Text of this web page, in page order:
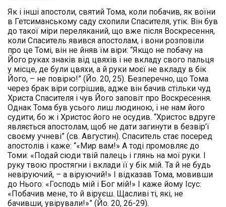
Як і інші апостоли, святий Тома, коли побачив, як воїни
в Гетсиманському саду схопили Спасителя, утік. Він був
до такої міри переляканий, що вже після Воскресення,
коли Спаситель явився апостолам, і вони розповіли
про це Томі, він не йняв їм віри: “Якщо не побачу на
Його руках знаків від цвяхів і не вкладу свого пальця
у місце, де були цвяхи, а й руки моєї не вкладу в бік
Його, – не повірю!” (Йо. 20, 25). Безперечно, що Тома
через брак віри согрішив, адже він бачив стільки чуд
Христа Спасителя і чув Його заповіт про Воскресення.
Однак Тома був усього лиш людиною, і не нам його
судити, бо ж і Христос його не осудив. “Христос вдруге
являється апостолам, щоб не дати загинути в безвір’ї
своєму учневі” (св. Августин). Спаситель стає посеред
апостолів і каже: “«Мир вам!» А тоді промовляє до
Томи: «Подай сюди твій палець і глянь на мої руки. І
руку твою простягни і вклади її у бік мій. Та й не будь
невіруючий, – а віруючий!» І відказав Тома, мовивши
до Нього: «Господь мій і Бог мій!» І каже йому Ісус:
«Побачив мене, то й віруєш. Щасливі ті, які, не
бачивши, увірували!»” (Йо. 20, 26-29).